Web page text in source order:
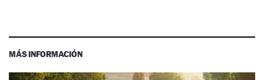
MÁS INFORMACIÓN